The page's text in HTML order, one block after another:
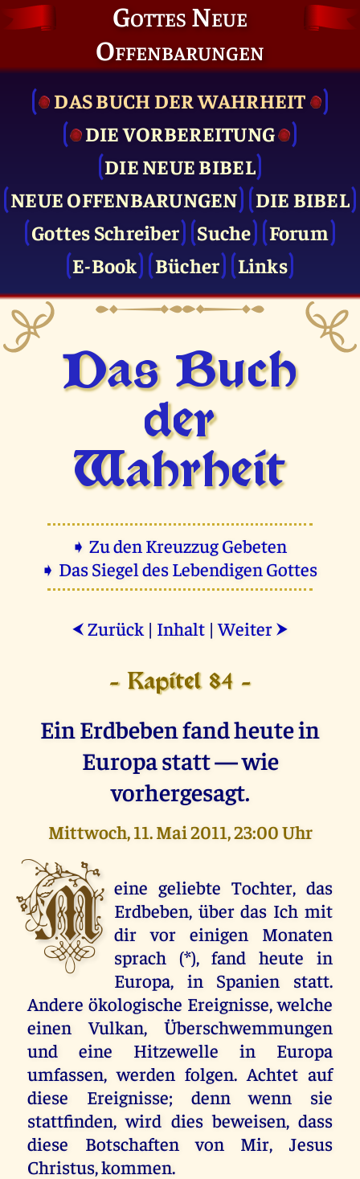
Gottes Neue
Offenbarungen
DAS BUCH DER WAHRHEIT
DIE VOR­BEREITUNG
DIE NEUE BIBEL
NEUE OFFENBARUNGEN
DIE BIBEL
Gottes Schreiber
Suche
Forum
E-Book
Bücher Links
Das Buch
der
Wahrheit
➧ Zu den Kreuzzug Gebeten
➧ Das Siegel des Lebendigen Gottes
⮜ Zurück | Inhalt |Weiter ⮞
- Kapitel 84 -
Ein Erdbeben fand heute in
Europa statt — wie
vorhergesagt.
Mittwoch, 11. Mai 2011, 23:00 Uhr
M eine geliebte Tochter, das
Erdbeben, über das Ich mit
dir vor einigen Monaten
sprach (*), fand heute in
Europa, in Spanien statt.
Andere ökologische Ereignisse, welche
einen Vulkan, Überschwemmungen
und eine Hitzewelle in Europa
umfassen, werden folgen. Achtet auf
diese Ereignisse; denn wenn sie
stattfinden, wird dies beweisen, dass
diese Botschaften von Mir, Jesus
Christus, kommen.